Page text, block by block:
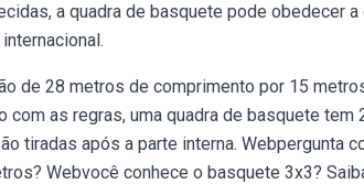
a quadra de basquete pode obedecer
de 28 metros de comprimento por 15
as regras, uma quadra de basquete tem
tiradas após a parte interna. Webpergunta
Webvocê conhece o basquete 3x3?